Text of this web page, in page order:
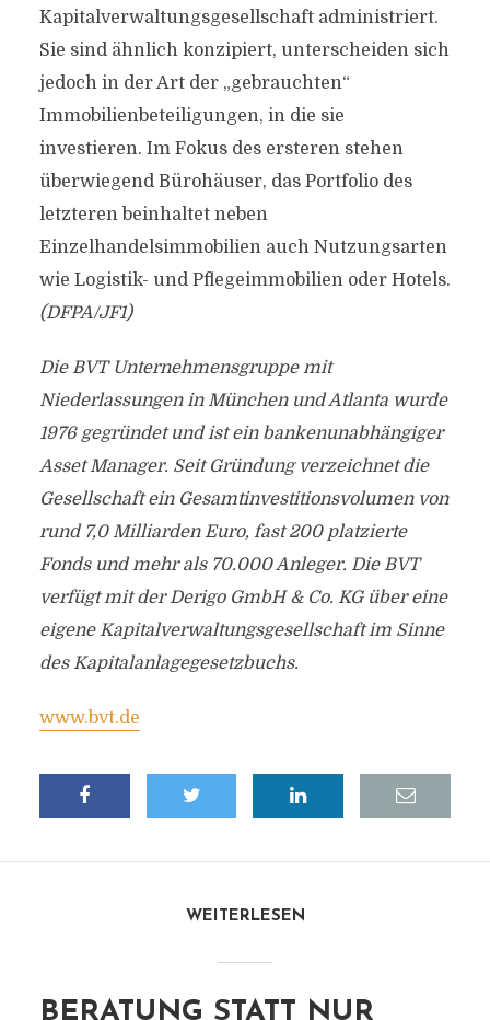
Kapitalverwaltungsgesellschaft administriert.
Sie sind ähnlich konzipiert, unterscheiden sich
jedoch in der Art der „gebrauchten“
Immobilienbeteiligungen, in die sie
investieren. Im Fokus des ersteren stehen
überwiegend Bürohäuser, das Portfolio des
letzteren beinhaltet neben
Einzelhandelsimmobilien auch Nutzungsarten
wie Logistik- und Pflegeimmobilien oder Hotels.
(DFPA/JF1)
Die BVT Unternehmensgruppe mit
Niederlassungen in München und Atlanta wurde
1976 gegründet und ist ein bankenunabhängiger
Asset Manager. Seit Gründung verzeichnet die
Gesellschaft ein Gesamtinvestitionsvolumen von
rund 7,0 Milliarden Euro, fast 200 platzierte
Fonds und mehr als 70.000 Anleger. Die BVT
verfügt mit der Derigo GmbH & Co. KG über eine
eigene Kapitalverwaltungsgesellschaft im Sinne
des Kapitalanlagegesetzbuchs.
www.bvt.de
WEITERLESEN
BERATUNG STATT NUR